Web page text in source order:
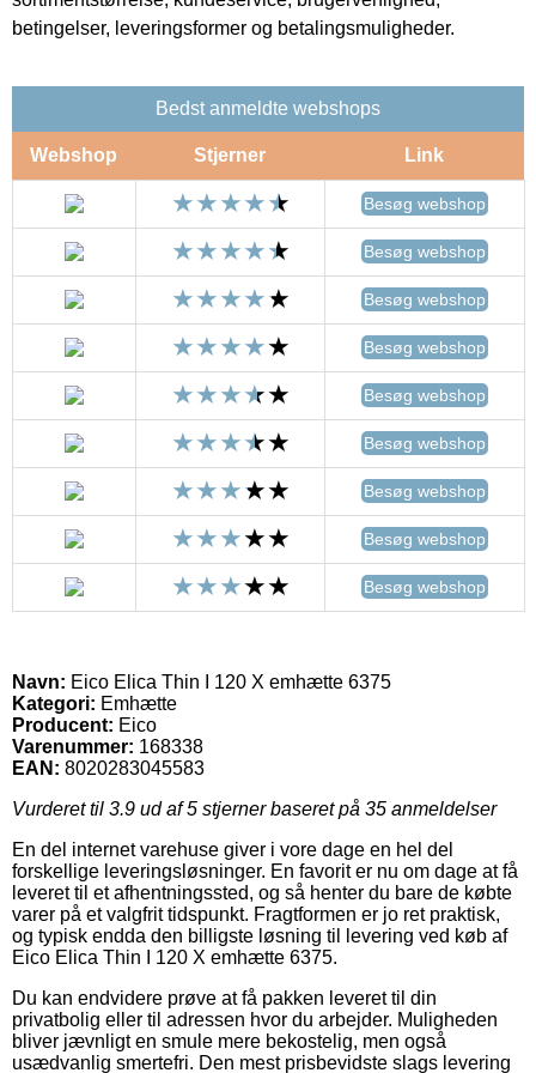
betingelser, leveringsformer og betalingsmuligheder.
Bedst anmeldte webshops
Webshop Stjerner Link
Besøg webshop
Besøg webshop
Besøg webshop
Besøg webshop
Besøg webshop
Besøg webshop
Besøg webshop
Besøg webshop
Besøg webshop
Navn: Eico Elica Thin I 120 X emhætte 6375
Kategori: Emhætte
Producent: Eico
Varenummer: 168338
EAN: 8020283045583
Vurderet til 3.9 ud af 5 stjerner baseret på 35 anmeldelser
En del internet varehuse giver i vore dage en hel del
forskellige leveringsløsninger. En favorit er nu om dage at få
leveret til et afhentningssted, og så henter du bare de købte
varer på et valgfrit tidspunkt. Fragtformen er jo ret praktisk,
og typisk endda den billigste løsning til levering ved køb af
Eico Elica Thin I 120 X emhætte 6375.
Du kan endvidere prøve at få pakken leveret til din
privatbolig eller til adressen hvor du arbejder. Muligheden
bliver jævnligt en smule mere bekostelig, men også
usædvanlig smertefri. Den mest prisbevidste slags levering